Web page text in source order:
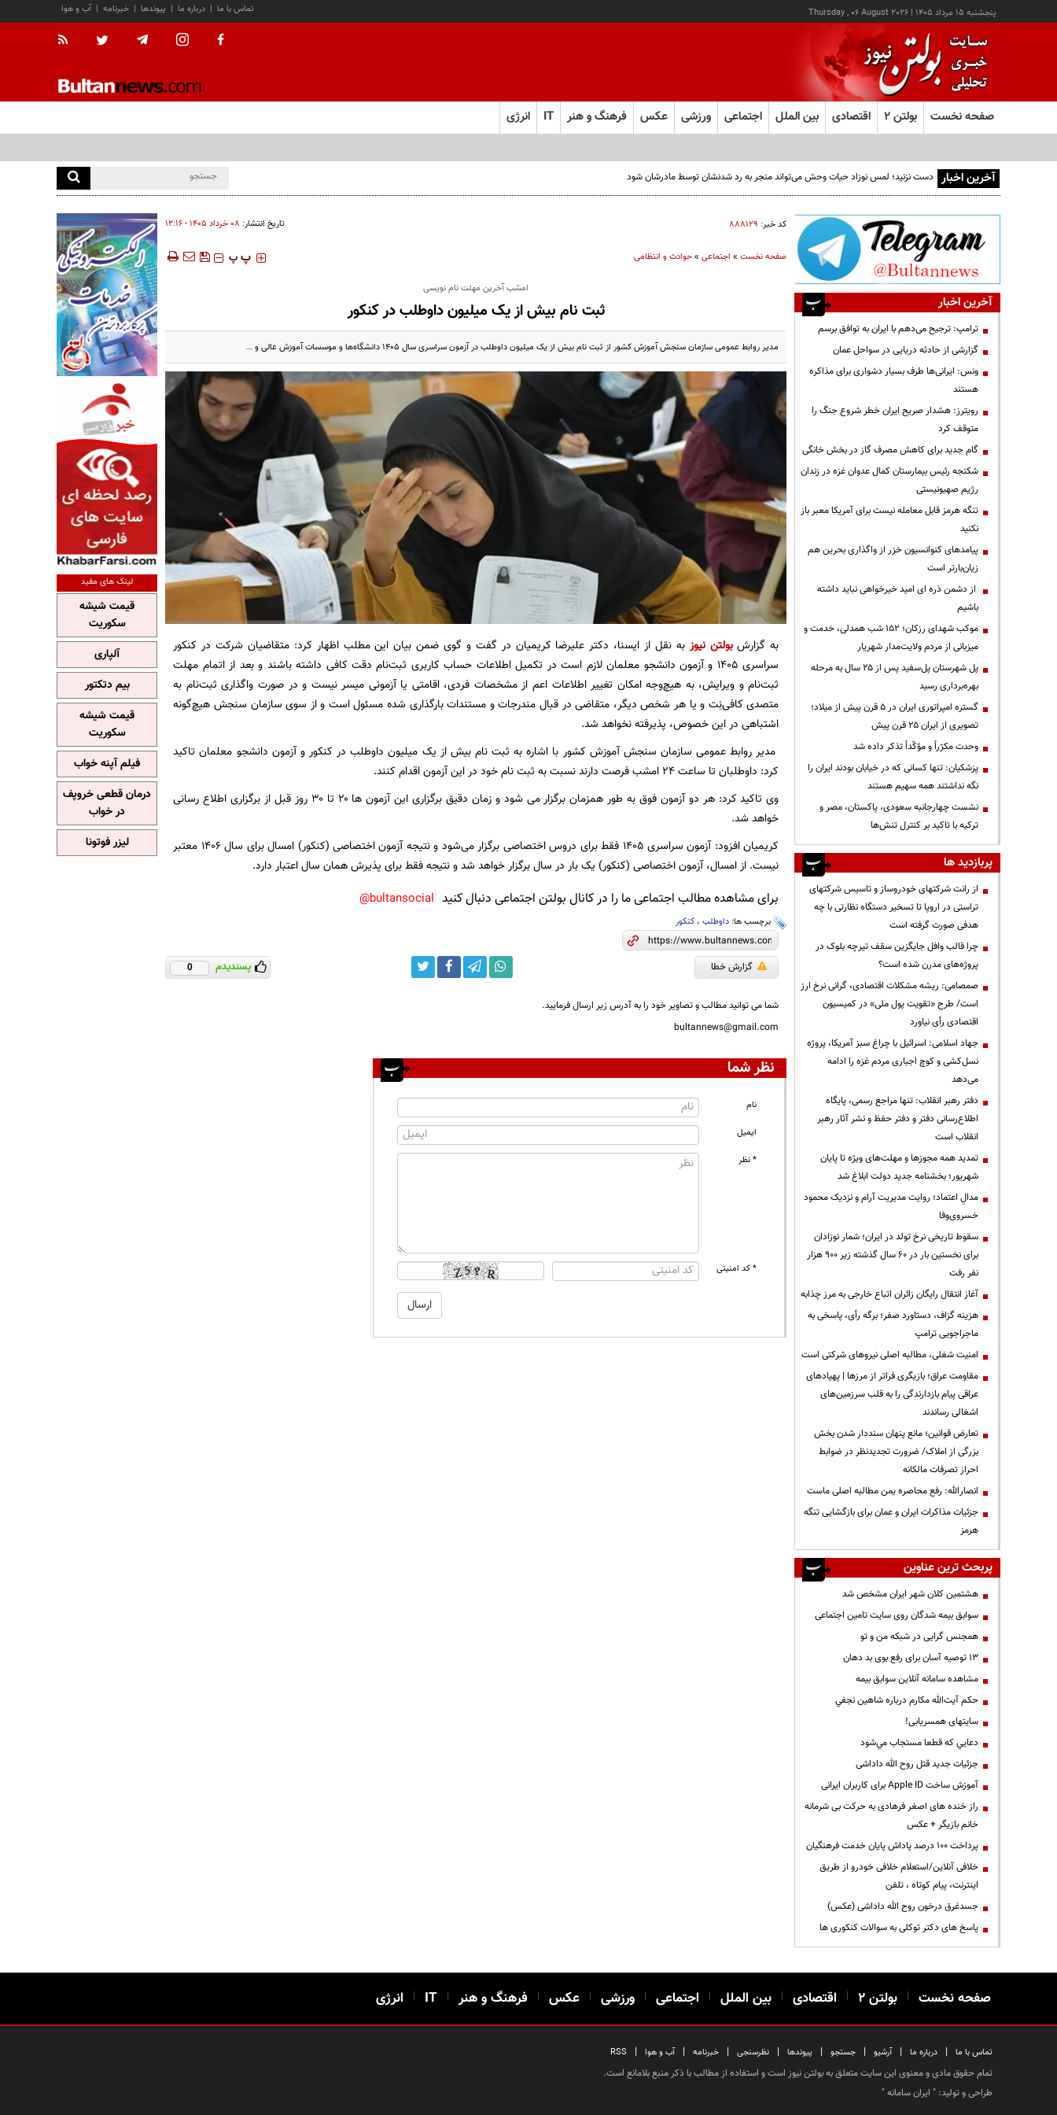
پنجشنبه ۱۵ مرداد ۱۴۰۵ |
Thursday , 06 August 2026 آب و هوا | خبرنامه | پیوندها | درباره ما | تماس با ما
صفحه نخست بولتن ۲ اقتصادی بین الملل اجتماعی ورزشی عکس فرهنگ و هنر IT انرژی
آخرین اخبار دست نزنید؛ لمس نوزاد حیات وحش می‌تواند منجر به رد شدنشان توسط مادرشان شود
کد خبر: ۸۸۸۱۲۹ تاریخ انتشار: ۰۸ خرداد ۱۴۰۵ - ۱۲:۱۶
صفحه نخست» اجتماعی»حوادث و انتظامی ‍‍‍ پ پ
امشب آخرین مهلت نام نویسی
ثبت نام بیش از یک میلیون داوطلب در کنکور
مدیر روابط عمومی سازمان سنجش آموزش کشور از ثبت نام بیش از یک میلیون داوطلب در آزمون سراسری سال ۱۴۰۵ دانشگاه‌ها و موسسات آموزش عالی و ...
به گزارشبولتن نیوز به نقل ازایسنا، دکتر علیرضا کریمیان در گفت و گوی ضمن بیان این مطلب اظهار کرد: متقاضیان شرکت در کنکور
سراسری ۱۴۰۵ و آزمون دانشجو معلمان لازم است در تکمیل اطلاعات حساب کاربری ثبت‌نام دقت کافی داشته باشند و بعد از اتمام مهلت
ثبت‌نام و ویرایش، به هیچ‌وجه امکان تغییر اطلاعات اعم از مشخصات فردی، اقامتی یا آزمونی میسر نیست و در صورت واگذاری ثبت‌نام به
متصدی کافی‌نِت و یا هر شخص دیگر، متقاضی در قبال مندرجات و مستندات بارگذاری شده مسئول است و از سوی سازمان سنجش هیچ‌گونه
اشتباهی در این خصوص، پذیرفته نخواهد شد.
مدیر روابط عمومی سازمان سنجش آموزش کشور با اشاره به ثبت نام بیش از یک میلیون داوطلب در کنکور و آزمون دانشجو معلمان تاکید
کرد: داوطلبان تا ساعت ۲۴ امشب فرصت دارند نسبت به ثبت نام خود در این آزمون اقدام کنند.
وی تاکید کرد: هر دو آزمون فوق به طور همزمان برگزار می شود و زمان دقیق برگزاری این آزمون ها ۲۰ تا ۳۰ روز قبل از برگزاری اطلاع رسانی
خواهد شد.
کریمیان افزود: آزمون سراسری ۱۴۰۵ فقط برای دروس اختصاصی برگزار می‌شود و نتیجه آزمون اختصاصی (کنکور) امسال برای سال ۱۴۰۶ معتبر
نیست. از امسال، آزمون اختصاصی (کنکور) یک بار در سال برگزار خواهد شد و نتیجه فقط برای پذیرش همان سال اعتبار دارد.
برای مشاهده مطالب اجتماعی ما را در کانال بولتن اجتماعی دنبال کنید bultansocial@
برچسب ها: داوطلب، کنکور
گزارش خطا پسندیدم 0
شما می توانید مطالب و تصاویر خود را به آدرس زیر ارسال فرمایید.
bultannews@gmail.com
نظر شما
نام
ایمیل
* نظر
* کد امنیتی
آخرین اخبار
ترامپ: ترجیح می‌دهم با ایران به توافق برسم
گزارشی از حادثه دریایی در سواحل عمان
ونس: ایرانی‌ها طرف بسیار دشواری برای مذاکره
هستند
رویترز: هشدار صریح ایران خطر شروع جنگ را
متوقف کرد
گام جدید برای کاهش مصرف گاز در بخش خانگی
شکنجه رئیس بیمارستان کمال عدوان غزه در زندان
رژیم صهیونیستی
تنگه هرمز قابل معامله نیست برای آمریکا معبر باز
نکنید
پیامدهای کنوانسیون خزر از واگذاری بحرین هم
زیان‌بارتر است
از دشمن ذره ای امید خیرخواهی نباید داشته
باشیم
موکب شهدای رزکان؛ ۱۵۲ شب همدلی، خدمت و
میزبانی از مردم ولایت‌مدار شهریار
پل شهرستان پل‌سفید پس از ۲۵ سال به مرحله
بهره‌برداری رسید
گستره امپراتوری ایران در ۵ قرن پیش از میلاد؛
تصویری از ایران ۲۵ قرن پیش
وحدت مکرّراً و مؤکّداً تذکر داده شد
پزشکیان: تنها کسانی که در خیابان بودند ایران را
نگه نداشتند همه سهیم هستند
نشست چهارجانبه سعودی، پاکستان، مصر و
ترکیه با تاکید بر کنترل تنش‌ها
پربازدید ها
از رانت‌ شرکتهای خودروساز و تاسیس شرکتهای
تراستی در اروپا تا تسخیر دستگاه نظارتی با چه
هدفی صورت گرفته است
چرا قالب وافل جایگزین سقف تیرچه بلوک در
پروژه‌های مدرن شده است؟
صمصامی: ریشه مشکلات اقتصادی، گرانی نرخ ارز
است/ طرح «تقویت پول ملی» در کمیسیون
اقتصادی رأی نیاورد
جهاد اسلامی: اسرائیل با چراغ سبز آمریکا، پروژه
نسل‌کشی و کوچ اجباری مردم غزه را ادامه
می‌دهد
دفتر رهبر انقلاب: تنها مراجع رسمی، پایگاه
اطلاع‌رسانی دفتر و دفتر حفظ و نشر آثار رهبر
انقلاب است
تمدید همه مجوزها و مهلت‌های ویژه تا پایان
شهریور؛ بخشنامه جدید دولت ابلاغ شد
مدالِ اعتماد؛ روایت مدیریت آرام و نزدیک محمود
خسروی‌وفا
سقوط تاریخی نرخ تولد در ایران؛ شمار نوزادان
برای نخستین بار در ۶۰ سال گذشته زیر ۹۰۰ هزار
نفر رفت
آغاز انتقال رایگان زائران اتباع خارجی به مرز چذابه
هزینه گزاف، دستاورد صفر؛ برگه رأی، پاسخی به
ماجراجویی ترامپ
‌امنیت شغلی، مطالبه اصلی نیروهای شرکتی است
مقاومت عراق؛ بازیگری فراتر از مرزها | پهپادهای
عراقی پیام بازدارندگی را به قلب سرزمین‌های
اشغالی رساندند
تعارض قوانین؛ مانع پنهان سنددار شدن بخش
بزرگی از املاک/ ضرورت تجدیدنظر در ضوابط
احراز تصرفات مالکانه
انصارالله: رفع محاصره یمن مطالبه اصلی ماست
جزئیات مذاکرات ایران و عمان برای بازگشایی تنگه
هرمز
پربحث ترین عناوین
هشتمین کلان شهر ایران مشخص شد
سوابق بیمه شدگان روی سایت تامین اجتماعی
همجنس گرایی در شبکه من و تو
13 توصیه آسان برای رفع بوی بد دهان
مشاهده سامانه آنلاين سوابق بیمه
حكم آيت‌الله مكارم درباره شاهين نجفي
سایتهای همسریابی!
دعايي كه قطعا مستجاب مي‌شود
جزئیات جدید قتل روح الله داداشی
آموزش ساخت Apple ID برای کاربران ایرانی
راز خنده های اصغر فرهادی به حرکت بی شرمانه
خانم بازیگر + عکس
پرداخت ۱۰۰ درصد پاداش پایان خدمت فرهنگیان
خلافی آنلاین/استعلام خلافی خودرو از طریق
اینترنت، پیام کوتاه ، تلفن
جسدغرق درخون روح الله داداشی (عکس)
پاسخ های دکتر توکلی به سوالات کنکوری ها
لینک های مفید
قیمت شیشه
سکوریت
آلپاری
بیم دتکتور
قیمت شیشه
سکوریت
فیلم آپنه خواب
درمان قطعی خروپف
در خواب
لیزر فوتونا
صفحه نخست | بولتن ۲ | اقتصادی | بین الملل | اجتماعی | ورزشی | عکس | فرهنگ و هنر |
IT
| انرژی
تماس با ما | درباره ما | آرشیو | جستجو | پیوندها | نظرسنجی | خبرنامه | آب و هوا |
RSS
تمام حقوق مادی و معنوی این سایت متعلق به بولتن نیوز است و استفاده از مطالب با ذکر منبع بلامانع است.
طراحی و تولید: " ایران سامانه"